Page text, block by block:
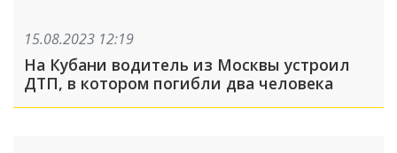
15.08.2023 12:19
На Кубани водитель из Москвы устроил
ДТП, в котором погибли два человека